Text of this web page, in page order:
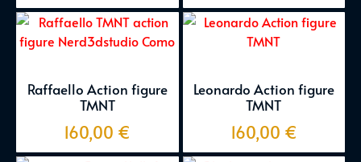
Raffaello Action figure
TMNT
160,00 €
Leonardo Action figure
TMNT
160,00 €